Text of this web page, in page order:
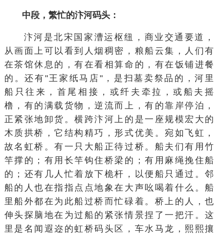
中段，繁忙的汴河码头：
汴河是北宋国家 漕运 枢纽，商业交通要道，
从画面上可以看到人烟稠密， 粮船 云集，人们有
在茶馆休息的，有在看相算命的，有在 饭铺进餐
的。还有"王家 纸马 店"，是扫墓卖祭品的，河里
船只往来，首尾相接，或纤夫牵拉，或船夫摇
橹，有的满载货物，逆流而上，有的靠岸停泊，
正紧张地卸货。横跨汴河上的是一座规模宏大的
木质拱桥，它结构精巧，形式优美。宛如飞虹，
故名虹桥。有一只大船正待过桥。船夫们有用竹
竿撑的；有用长竿钩住桥梁的；有用麻绳挽住船
的；还有几人忙着放下桅杆，以便船只通过。邻
船的人也在指指点点地象在大声吆喝着什么。船
里船外都在为此船过桥而忙碌着。桥上的人，也
伸头探脑地在为过船的紧张情景捏了一把汗。这
里是名闻遐迩的虹桥码头区，车水马龙，熙熙攘